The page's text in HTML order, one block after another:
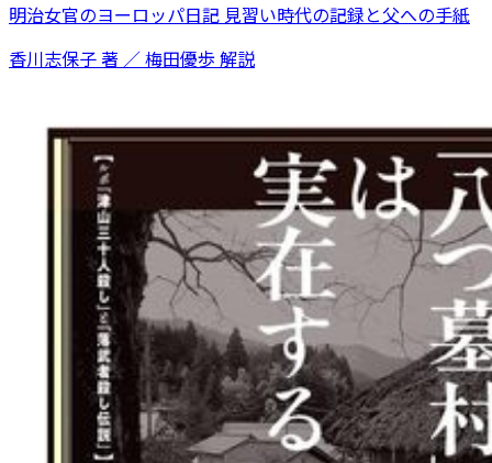
明治女官のヨーロッパ日記 見習い時代の記録と父への手紙
香川志保子 著 ／ 梅田優歩 解説